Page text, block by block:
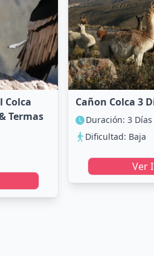
Colca
Termas
Cañon Colca 3
Duración: 3
Dificultad: Baja
Ver